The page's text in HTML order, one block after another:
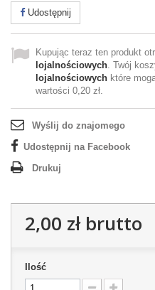
Udostępnij
Kupując teraz ten produkt
lojalnościowych. Twój
lojalnościowych które
wartości 0,20 zł.
Wyślij do znajomego
Udostępnij na Facebook
Drukuj
2,00 złbrutto
Ilość